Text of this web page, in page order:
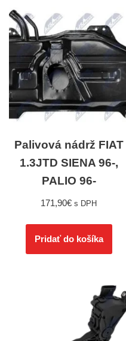
Palivová nádrž FIAT
1.3JTD SIENA 96-,
PALIO 96-
171,90€ s DPH
Pridať do košíka